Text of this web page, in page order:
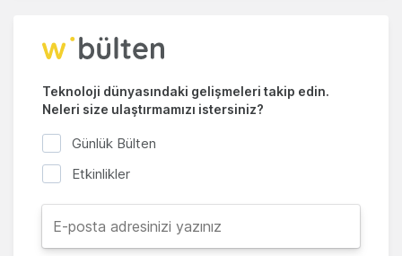
Teknoloji dünyasındaki gelişmeleri takip edin.
Neleri size ulaştırmamızı istersiniz?
Günlük Bülten
Etkinlikler